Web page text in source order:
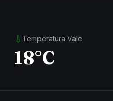
Temperatura Vale
18°C